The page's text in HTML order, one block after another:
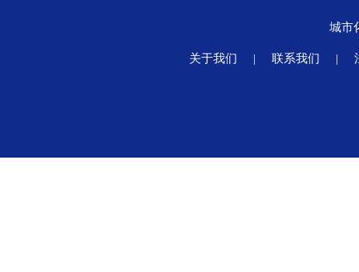
城市
关于我们 | 联系我们 |